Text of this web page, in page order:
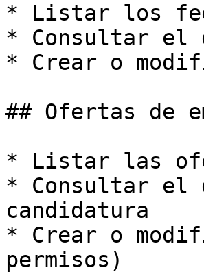
* Listar los
* Consultar el
* Crear o
## Ofertas de
* Listar las
* Consultar el
candidatura
* Crear o
permisos)